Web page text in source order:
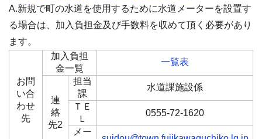
A.新規で町の水道を使用するために水道メーターを設置す
る場合は、加入負担金及び手数料を収めて頂く必要があり
ます。
お問
い合
わせ
先
加入負担
金一覧
一覧表
連
絡
先2
担当
課
水道課施設係
ＴＥ
Ｌ
0555-72-1620
メー